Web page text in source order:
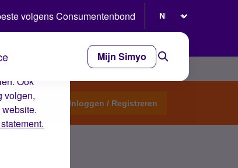
op de
Ook
volgen,
volgens Consumentenbond
Mijn Simyo
topic Inloggen / Registreren